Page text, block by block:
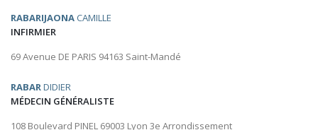
RABARIJAONA CAMILLE
INFIRMIER
69 Avenue DE PARIS 94163 Saint-Mandé
RABARDIDIER
MÉDECIN GÉNÉRALISTE
108 Boulevard PINEL 69003 Lyon 3e Arrondissement